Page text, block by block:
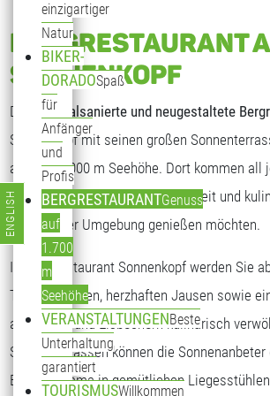
einzigartiger
Natur
BIKER-
DORADOSpaß
für
Anfänger
und
Profis
BERGRESTAURANTGenuss
auf
1.700
m
Seehöhe
VERANSTALTUNGENBeste
Unterhaltung
garantiert
TOURISMUSWillkommen
BERGRESTAURANT
SONNENKOPF
Das generalsanierte und neugestaltete
Sonnenkopf mit seinen großen
auf fast 2.000 m Seehöhe. Dort kommen all
Kosten, die freundliche Gastlichkeit und
traumhafter Umgebung genießen möchten.
Im Bergrestaurant Sonnenkopf werden Sie
Tagesgerichten, herzhaften Jausen sowie
an Kuchen und Eisbechern kulinarisch
Sonnenterrassen können die
Bergpanorama in gemütlichen
Sprache auswählen
ENGLISH